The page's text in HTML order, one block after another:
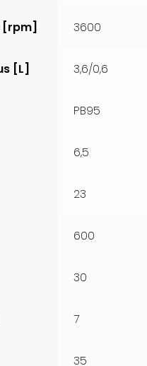
[rpm] 3600
[L] 3,6/0,6
PB95
6,5
23
600
30
7
35